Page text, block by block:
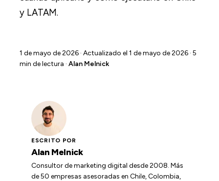
y LATAM.
1 de mayo de 2026 · Actualizado el 1 de mayo de 2026 · 5
min de lectura · Alan Melnick
ESCRITO POR
Alan Melnick
Consultor de marketing digital desde 2008. Más
de 50 empresas asesoradas en Chile, Colombia,